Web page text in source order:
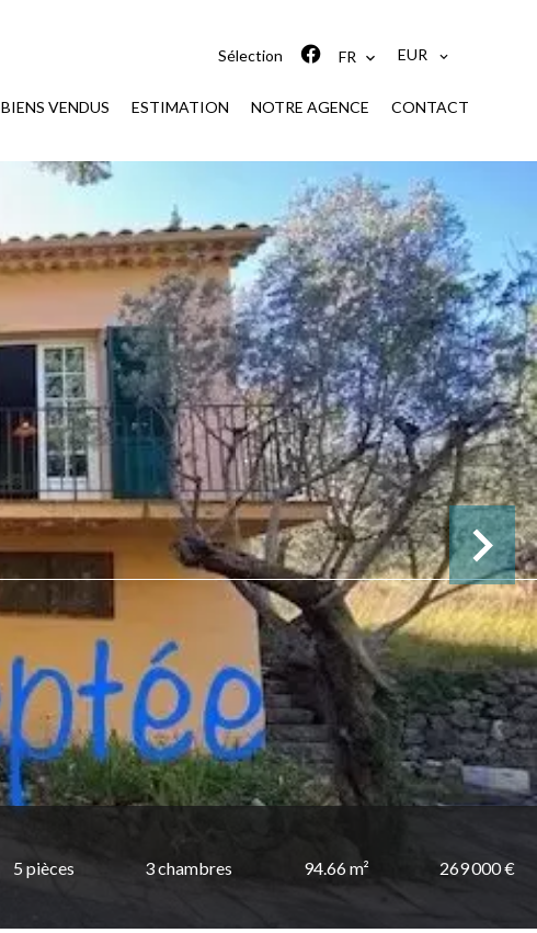
Sélection FR EUR
BIENS VENDUS ESTIMATION NOTRE AGENCE CONTACT
5 pièces 3 chambres 94.66 m² 269 000 €